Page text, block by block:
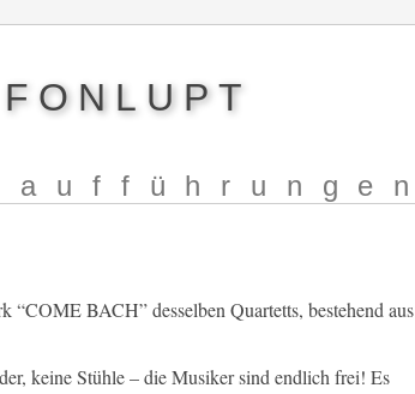
aufführungen
BACH” desselben Quartetts, bestehend aus
keine Stühle – die Musiker sind endlich frei! Es